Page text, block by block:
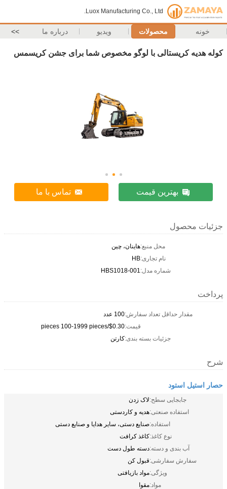
Luox Manufacturing Co., Ltd.
خونه محصولات ویدیو درباره ما >>
کوله هدیه کریستالی با لوگو مخصوص شما برای جشن کریسمس
بهترین قیمت تماس با ما
جزئیات محصول
محل منبع:هاینان، چین
نام تجاری:HB
شماره مدل:HBS1018-001
پرداخت
مقدار حداقل تعداد سفارش:100 عدد
قیمت:$0.30/pieces 100-1999 pieces
جزئیات بسته بندی:کارتن
شرح
حصار استیل استود
جابجایی سطح:لاک زدن
استفاده صنعتی:هدیه و کاردستی
استفاده:صنایع دستی، سایر هدایا و صنایع دستی
نوع کاغذ:کاغذ کرافت
آب بندی و دسته:دسته طول دست
سفارش سفارشی:قبول کن
ویژگی:مواد بازیافتی
مواد:مقوا